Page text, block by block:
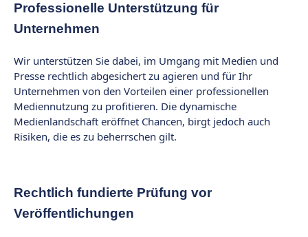
Professionelle Unterstützung für
Unternehmen
Wir unterstützen Sie dabei, im Umgang mit Medien und
Presse rechtlich abgesichert zu agieren und für Ihr
Unternehmen von den Vorteilen einer professionellen
Mediennutzung zu profitieren. Die dynamische
Medienlandschaft eröffnet Chancen, birgt jedoch auch
Risiken, die es zu beherrschen gilt.
Rechtlich fundierte Prüfung vor
Veröffentlichungen